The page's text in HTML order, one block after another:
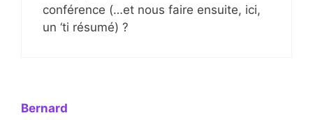
conférence (…et nous faire ensuite, ici,
un ‘ti résumé) ?
Bernard